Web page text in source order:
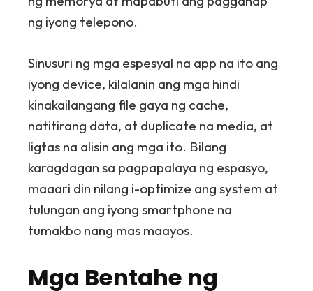
ng iyong telepono.
Sinusuri ng mga espesyal na app na ito ang
iyong device, kilalanin ang mga hindi
kinakailangang file gaya ng cache,
natitirang data, at duplicate na media, at
ligtas na alisin ang mga ito. Bilang
karagdagan sa pagpapalaya ng espasyo,
maaari din nilang i-optimize ang system at
tulungan ang iyong smartphone na
tumakbo nang mas maayos.
Mga Bentahe ng